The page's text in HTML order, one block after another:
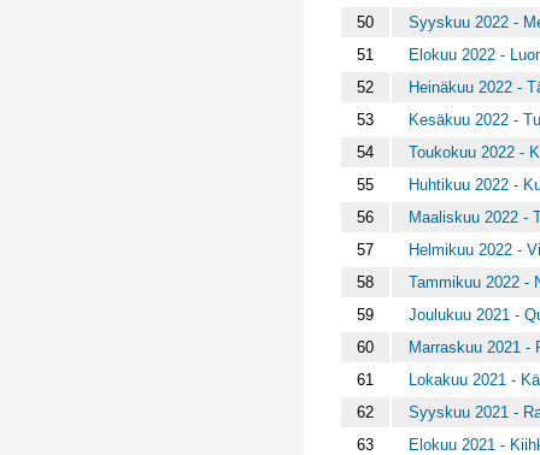
50
Syyskuu 2022 -
51
Elokuu 2022 -
52
Heinäkuu 2022 -
53
Kesäkuu 2022 -
54
Toukokuu 2022 -
55
Huhtikuu 2022 -
56
Maaliskuu 2022 -
57
Helmikuu 2022 -
58
Tammikuu 2022 -
59
Joulukuu 2021 -
60
Marraskuu 2021 -
61
Lokakuu 2021 -
62
Syyskuu 2021 -
63
Elokuu 2021 -